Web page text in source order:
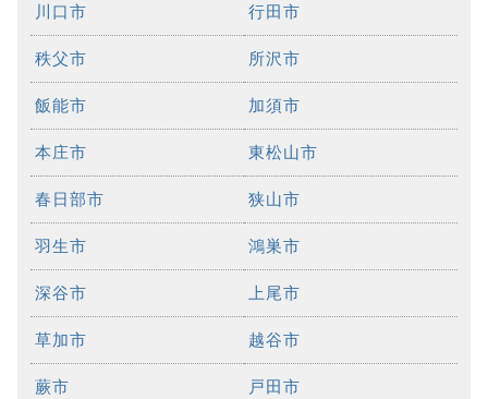
川口市 行田市
秩父市 所沢市
飯能市 加須市
本庄市 東松山市
春日部市 狭山市
羽生市 鴻巣市
深谷市 上尾市
草加市 越谷市
蕨市 戸田市